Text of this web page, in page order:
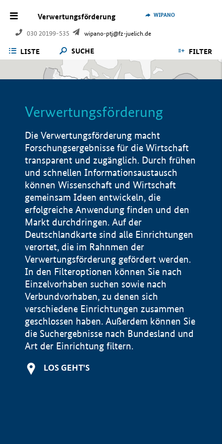
Verwertungsförderung
030 20199-535 wipano-ptj@fz-juelich.de
WIPANO
LISTE SUCHE FILTER
Verwertungsförderung
Die Verwertungsförderung macht
Forschungsergebnisse für die Wirtschaft
transparent und zugänglich. Durch frühen
und schnellen Informationsaustausch
können Wissenschaft und Wirtschaft
gemeinsam Ideen entwickeln, die
erfolgreiche Anwendung finden und den
Markt durchdringen. Auf der
Deutschlandkarte sind alle Einrichtungen
verortet, die im Rahnmen der
Verwertungsförderung gefördert werden.
In den Filteroptionen können Sie nach
Einzelvorhaben suchen sowie nach
Verbundvorhaben, zu denen sich
verschiedene Einrichtungen zusammen
geschlossen haben. Außerdem können Sie
die Suchergebnisse nach Bundesland und
Art der Einrichtung filtern.
LOS GEHT'S